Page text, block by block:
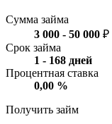
Сумма займа
3 000 - 50 000 ₽
Срок займа
1 - 168 дней
Процентная ставка
0,00 %
Получить займ